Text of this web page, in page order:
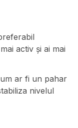
activ și ai mai
ar fi un pahar
nivelul